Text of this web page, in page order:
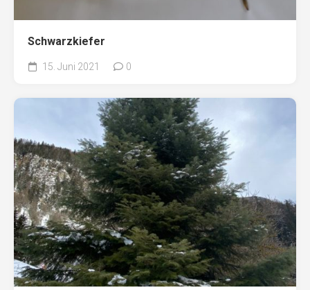
Schwarzkiefer
15. Juni 2021 0